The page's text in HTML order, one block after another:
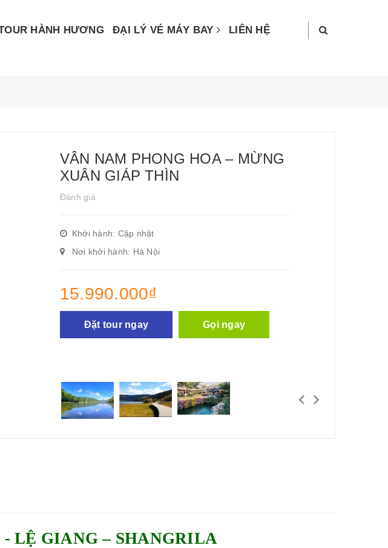
HÀNH HƯƠNG ĐẠI LÝ VÉ MÁY BAY LIÊN HỆ
VÂN NAM PHONG HOA – MỪNG
XUÂN GIÁP THÌN
Đánh giá
Khởi hành: Cập nhật
Nơi khởi hành: Hà Nội
15.990.000₫
Đặt tour ngay Gọi ngay
LỆ GIANG– SHANGRILA